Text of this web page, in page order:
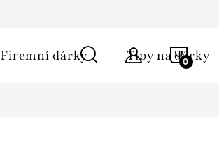
Firemní dárky Tipy na dárky